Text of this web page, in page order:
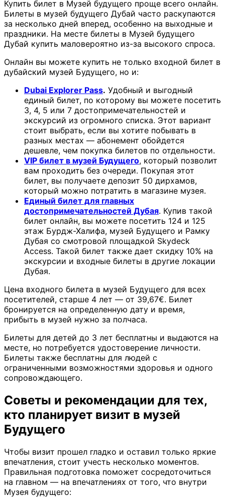
Купить билет в Музей будущего проще всего онлайн.
Билеты в музей будущего Дубай часто раскупаются
за несколько дней вперед, особенно на выходные и
праздники. На месте билеты в Музей будущего
Дубай купить маловероятно из-за высокого спроса.
Онлайн вы можете купить не только входной билет в
дубайский музей Будущего, но и:
Dubai Explorer Pass. Удобный и выгодный
единый билет, по которому вы можете посетить
3, 4, 5 или 7 достопримечательностей и
экскурсий из огромного списка. Этот вариант
стоит выбрать, если вы хотите побывать в
разных местах — абонемент обойдется
дешевле, чем покупка билетов по отдельности.
VIP билет в музей Будущего, который позволит
вам проходить без очереди. Покупая этот
билет, вы получаете депозит 50 дирхамов,
который можно потратить в магазине музея.
Единый билет для главных
достопримечательностей Дубая. Купив такой
билет онлайн, вы можете посетить 124 и 125
этаж Бурдж-Халифа, музей Будущего и Рамку
Дубая со смотровой площадкой Skydeck
Access. Такой билет также дает скидку 10% на
экскурсии и входные билеты в другие локации
Дубая.
Цена входного билета в музей Будущего для всех
посетителей, старше 4 лет — от 39,67€. Билет
бронируется на определенную дату и время,
прибыть в музей нужно за полчаса.
Билеты для детей до 3 лет бесплатны и выдаются на
месте, но потребуется удостоверение личности.
Билеты также бесплатны для людей с
ограниченными возможностями здоровья и одного
сопровождающего.
Советы и рекомендации для тех,
кто планирует визит в музей
Будущего
Чтобы визит прошел гладко и оставил только яркие
впечатления, стоит учесть несколько моментов.
Правильная подготовка поможет сосредоточиться
на главном — на впечатлениях от того, что внутри
Музея будущего: